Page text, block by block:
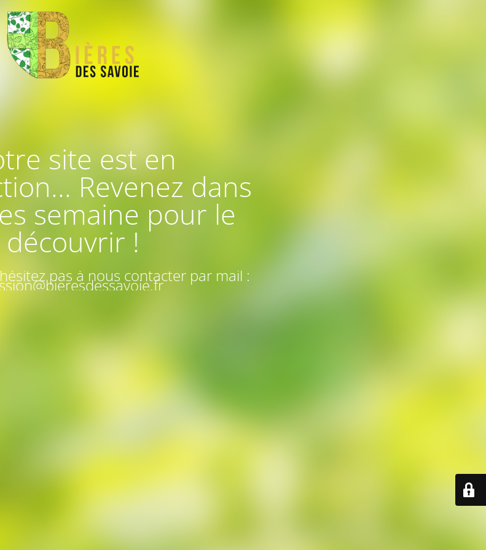
site est en
Revenez dans
semaine pour le
découvrir !
pas à nous contacter par mail :